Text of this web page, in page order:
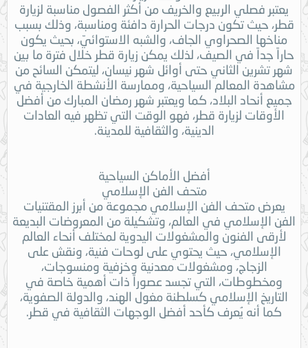
يعتبر فصلي الربيع والخريف من أكثر الفصول مناسبة لزيارة
قطر، حيث تكون درجات الحرارة دافئة ومناسبة، وذلك بسبب
مناخها الصحراوي الجاف، والشبه الاستوائيّ، بحيث يكون
حاراً جداً في الصيف، لذلك يمكن زيارة قطر خلال فترة ما بين
شهر تشرين الثاني حتى أوائل شهر نيسان، ليتمكن السائح من
مشاهدة المعالم السياحية، وممارسة الأنشطة الخارجية في
جميع أنحاد البلاد، كما ويعتبر شهر رمضان المبارك من أفضل
الأوقات لزيارة قطر، فهو الوقت التي تظهر فيه العادات
الدينية، والثقافية للمدينة.
أفضل الأماكن السياحية
متحف الفن الإسلامي
يعرض متحف الفن الإسلامي مجموعة من أبرز المقتنيات
الفن الإسلامي في العالم، وتشكيلة من المعروضات البديعة
لأرقى الفنون والمشغولات اليدوية لمختلف أنحاء العالم
الإسلامي، حيث يحتوي على لوحات فنية، ونقش على
الزجاج، ومشغولات معدنية وخزفية ومنسوجات،
ومخطوطات، التي تجسد عصوراً ذات أهمية خاصة في
التاريخ الإسلامي كسلطنة مغول الهند، والدولة الصفوية،
كما أنه يُعرف كأحد أفضل الوجهات الثقافية في قطر.